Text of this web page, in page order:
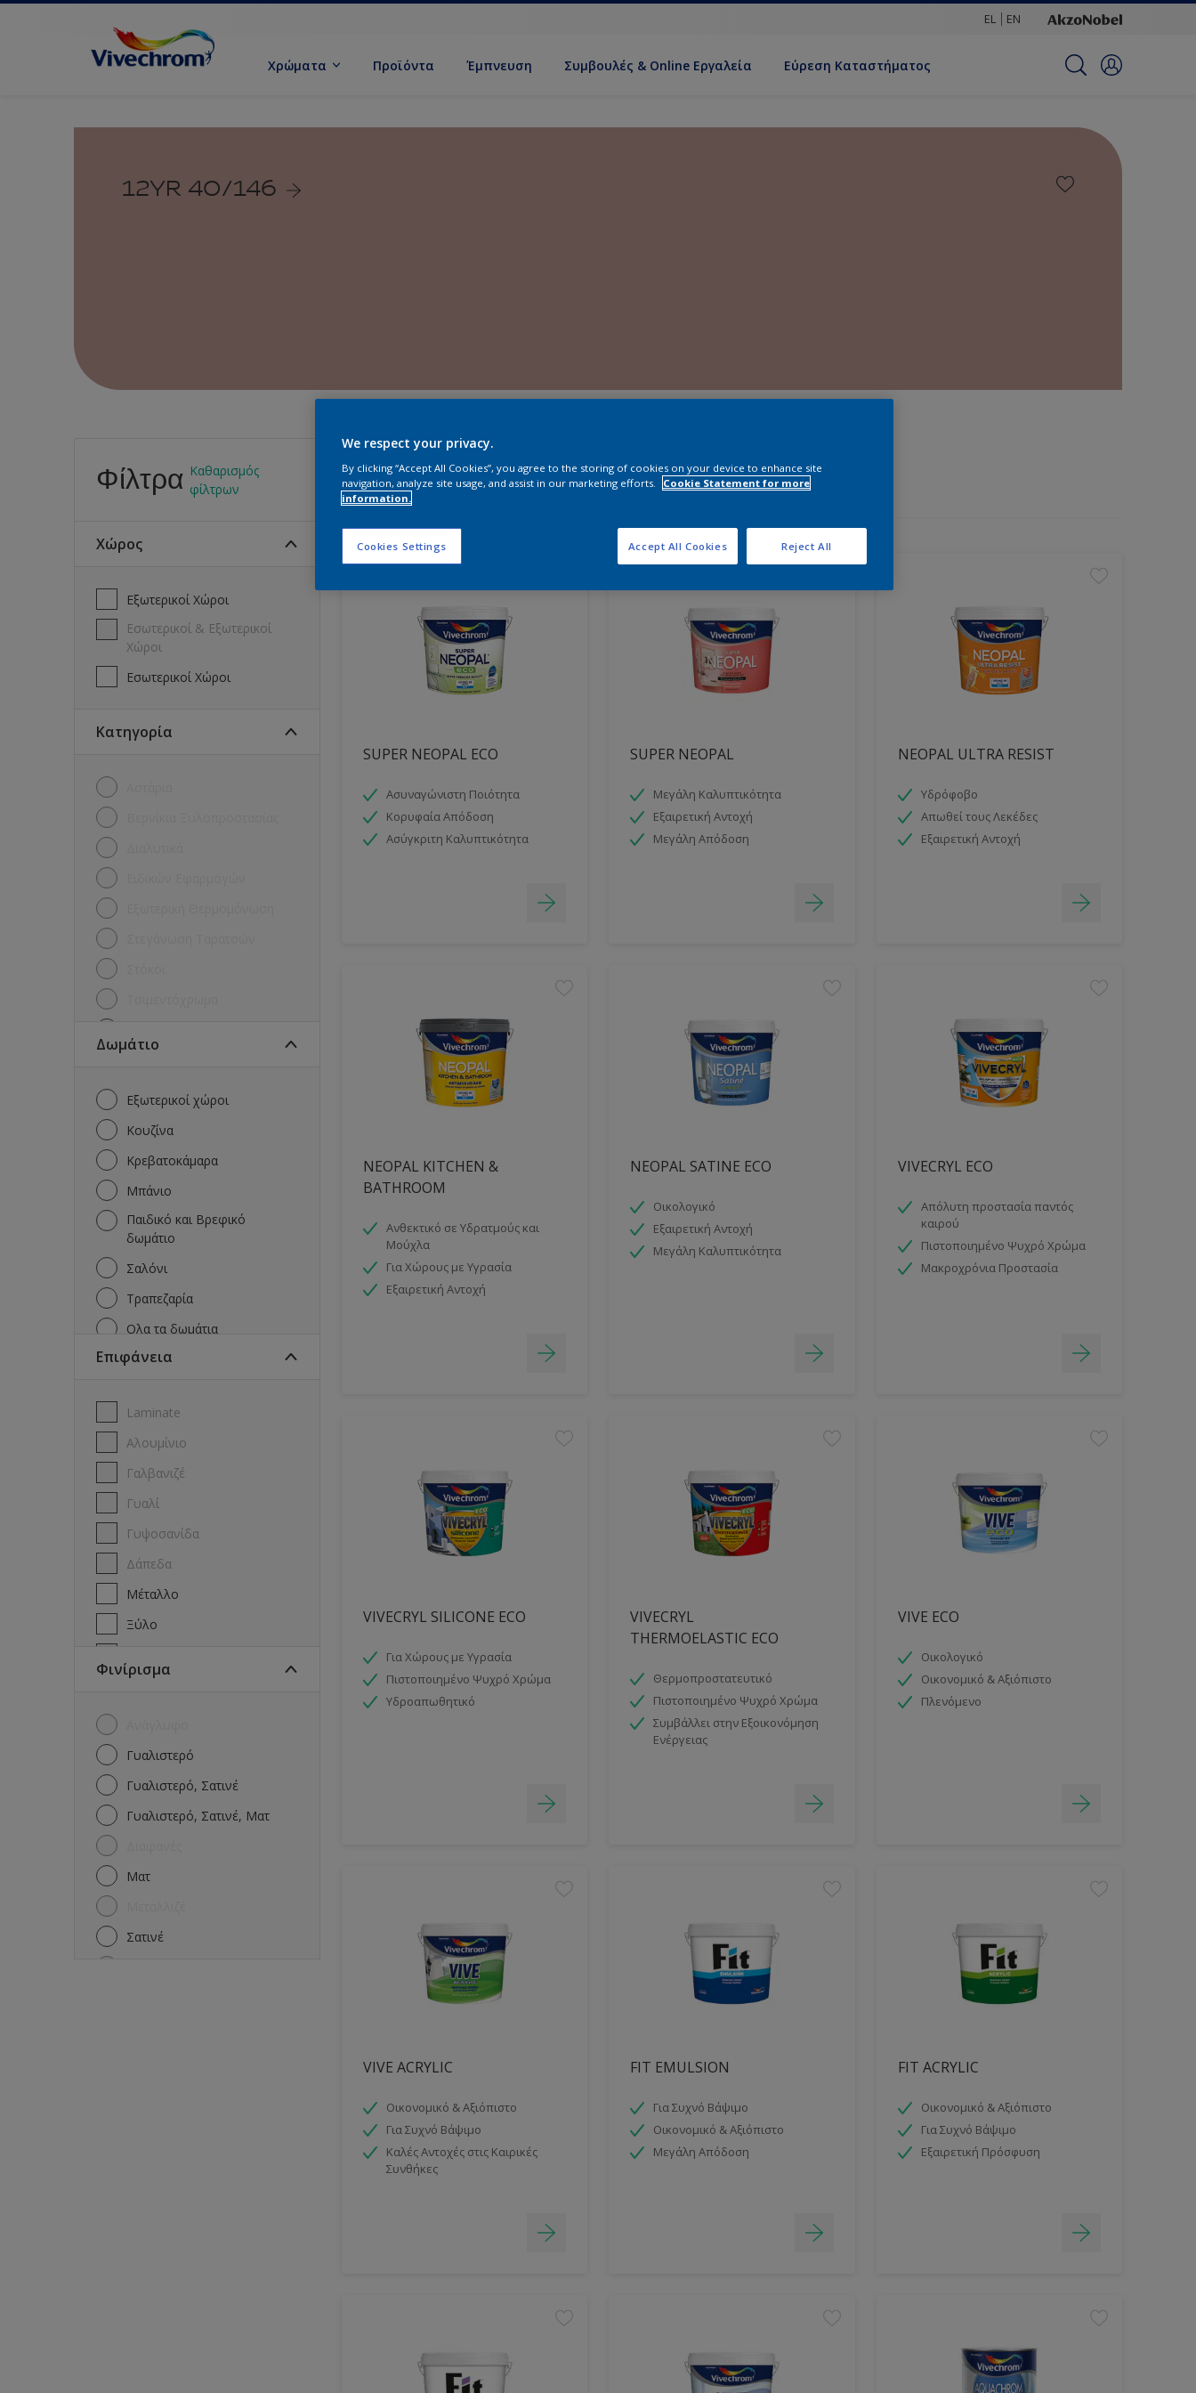
EL EN
Χρώματα Προϊόντα Έμπνευση Συμβουλές & Online Εργαλεία Εύρεση Καταστήματος
12YR 40/146
Φίλτρα Καθαρισμός
φίλτρων
Χώρος
Εξωτερικοί Χώροι
Εσωτερικοί & Εξωτερικοί
Χώροι
Εσωτερικοί Χώροι
Κατηγορία
Χρώματα Εξωτερικών Τοίχων
Χρώματα Εσωτερικών
Τοίχων
Δωμάτιο
Εξωτερικοί χώροι
Κουζίνα
Κρεβατοκάμαρα
Μπάνιο
Παιδικό και Βρεφικό
δωμάτιo
Σαλόνι
Τραπεζαρία
Όλα τα δωμάτια
Επιφάνεια
Laminate
Αλουμίνιο
Γαλβανιζέ
Γυαλί
Γυψοσανίδα
Δάπεδα
Μέταλλο
Ξύλο
Φινίρισμα
Γυαλιστερό
Γυαλιστερό, Σατινέ
Γυαλιστερό, Σατινέ, Ματ
Ματ
Σατινέ
Βρείτε τα κατάλληλα προϊόντα
25Προϊόντα βρέθηκαν
SUPER NEOPAL ECO
Ασυναγώνιστη Ποιότητα
Κορυφαία Απόδοση
Ασύγκριτη Καλυπτικότητα
SUPER NEOPAL
Μεγάλη Καλυπτικότητα
Εξαιρετική Αντοχή
Μεγάλη Απόδοση
NEOPAL ULTRA RESIST
Υδρόφοβο
Απωθεί τους Λεκέδες
Εξαιρετική Αντοχή
NEOPAL KITCHEN &
BATHROOM
Ανθεκτικό σε Υδρατμούς και
Μούχλα
Για Χώρους με Υγρασία
Εξαιρετική Αντοχή
NEOPAL SATINE ECO
Οικολογικό
Εξαιρετική Αντοχή
Μεγάλη Καλυπτικότητα
VIVECRYL ECO
Απόλυτη προστασία παντός
καιρού
Πιστοποιημένο Ψυχρό Χρώμα
Μακροχρόνια Προστασία
VIVECRYL SILICONE ECO
Για Χώρους με Υγρασία
Πιστοποιημένο Ψυχρό Χρώμα
Υδροαπωθητικό
VIVECRYL
THERMOELASTIC ECO
Θερμοπροστατευτικό
Πιστοποιημένο Ψυχρό Χρώμα
Συμβάλλει στην Εξοικονόμηση
Ενέργειας
VIVE ECO
Οικολογικό
Οικονομικό & Αξιόπιστο
Πλενόμενο
VIVE ACRYLIC
Οικονομικό & Αξιόπιστο
Για Συχνό Βάψιμο
Καλές Αντοχές στις Καιρικές
Συνθήκες
FIT EMULSION
Για Συχνό Βάψιμο
Οικονομικό & Αξιόπιστο
Μεγάλη Απόδοση
FIT ACRYLIC
Οικονομικό & Αξιόπιστο
Για Συχνό Βάψιμο
Εξαιρετική Πρόσφυση
We respect your privacy.
By clicking “Accept All Cookies”, you agree to the storing of cookies on your device to enhance site
navigation, analyze site usage, and assist in our marketing efforts.
Cookie Statement for more
information.
Cookies Settings Reject All
Accept All Cookies